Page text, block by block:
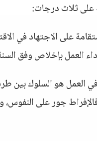
على ثلاث درجات:
على الاجتهاد في
العمل بإخلاص وفق
العمل هو السلوك بين
جور على النفوس،